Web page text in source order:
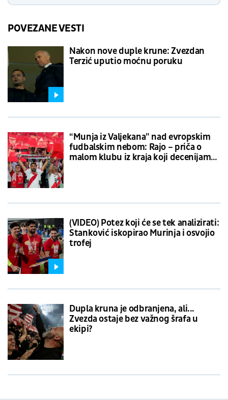
POVEZANE VESTI
Nakon nove duple krune: Zvezdan
Terzić uputio moćnu poruku
“Munja iz Valjekana” nad evropskim
fudbalskim nebom: Rajo – priča o
malom klubu iz kraja koji decenijama
(VIDEO) Potez koji će se tek analizirati:
Stanković iskopirao Murinja i osvojio
trofej
Dupla kruna je odbranjena, ali...
Zvezda ostaje bez važnog šrafa u
ekipi?